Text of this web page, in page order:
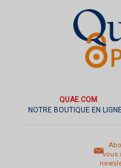
QUAE.COM
NOTRE BOUTIQUE EN
vous